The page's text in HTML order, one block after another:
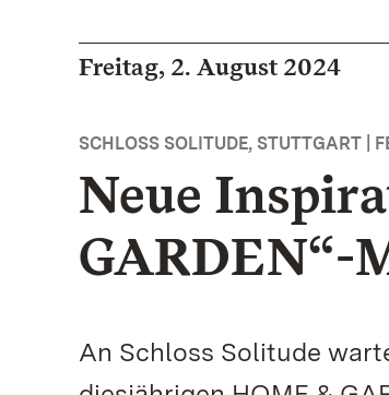
Freitag, 2. August 2024
SCHLOSS SOLITUDE, STUTTGART |
Neue
GARDEN“-
An Schloss Solitude